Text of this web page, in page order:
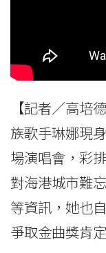
【記者／高培
族歌手琳娜現
場演唱會，彩
對海港城市難
等資訊，她也
爭取金曲獎肯